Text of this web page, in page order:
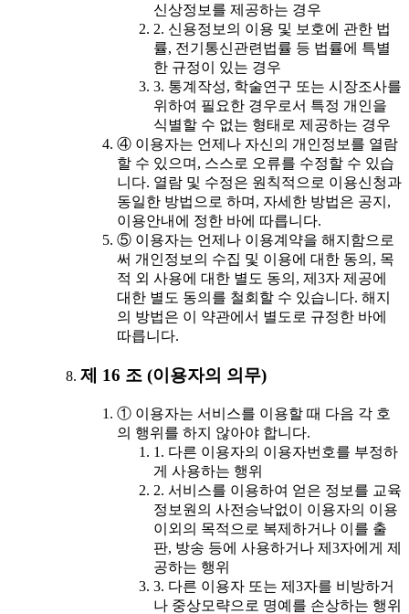
신상정보를 제공하는 경우
2. 신용정보의 이용 및 보호에 관한 법
률, 전기통신관련법률 등 법률에 특별
한 규정이 있는 경우
3. 통계작성, 학술연구 또는 시장조사를
위하여 필요한 경우로서 특정 개인을
식별할 수 없는 형태로 제공하는 경우
④ 이용자는 언제나 자신의 개인정보를 열람
할 수 있으며, 스스로 오류를 수정할 수 있습
니다. 열람 및 수정은 원칙적으로 이용신청과
동일한 방법으로 하며, 자세한 방법은 공지,
이용안내에 정한 바에 따릅니다.
⑤ 이용자는 언제나 이용계약을 해지함으로
써 개인정보의 수집 및 이용에 대한 동의, 목
적 외 사용에 대한 별도 동의, 제3자 제공에
대한 별도 동의를 철회할 수 있습니다. 해지
의 방법은 이 약관에서 별도로 규정한 바에
따릅니다.
제 16 조 (이용자의 의무)
① 이용자는 서비스를 이용할 때 다음 각 호
의 행위를 하지 않아야 합니다.
1. 다른 이용자의 이용자번호를 부정하
게 사용하는 행위
2. 서비스를 이용하여 얻은 정보를 교육
정보원의 사전승낙없이 이용자의 이용
이외의 목적으로 복제하거나 이를 출
판, 방송 등에 사용하거나 제3자에게 제
공하는 행위
3. 다른 이용자 또는 제3자를 비방하거
나 중상모략으로 명예를 손상하는 행위